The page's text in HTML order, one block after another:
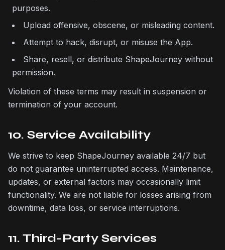
purposes.
Upload offensive, obscene, or misleading content.
Attempt to hack, disrupt, or misuse the App.
Share, resell, or distribute ShapeJourney without
permission.
Violation of these terms may result in suspension or
termination of your account.
10. Service Availability
We strive to keep ShapeJourney available 24/7 but
do not guarantee uninterrupted access. Maintenance,
updates, or external factors may occasionally limit
functionality. We are not liable for losses arising from
downtime, data loss, or service interruptions.
11. Third-Party Services